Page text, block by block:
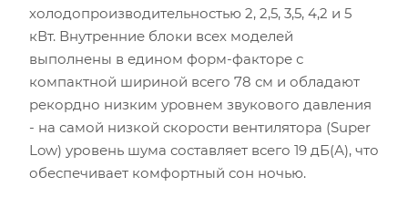
холодопроизводительностью 2, 2,5, 3,5, 4,2 и 5
кВт. Внутренние блоки всех моделей
выполнены в едином форм-факторе с
компактной шириной всего 78 см и обладают
рекордно низким уровнем звукового давления
- на самой низкой скорости вентилятора (Super
Low) уровень шума составляет всего 19 дБ(А), что
обеспечивает комфортный сон ночью.